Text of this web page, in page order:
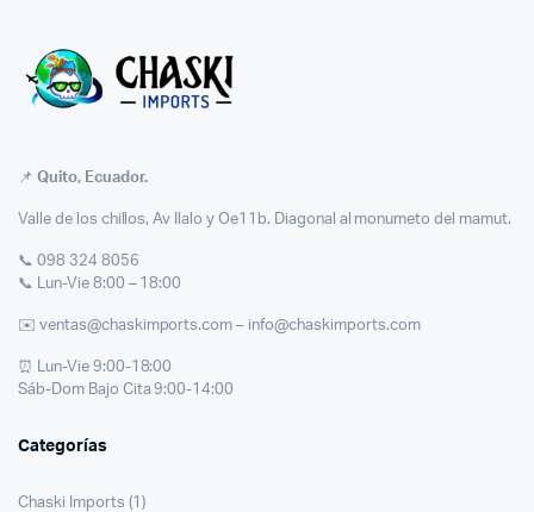
📌 Quito, Ecuador.
Valle de los chillos, Av Ilalo y Oe11b. Diagonal al monumeto del mamut.
📞 098 324 8056
📞 Lun-Vie 8:00 – 18:00
✉️ ventas@chaskimports.com – info@chaskimports.com
⏰ Lun-Vie 9:00-18:00
Sáb-Dom Bajo Cita 9:00-14:00
Categorías
Chaski Imports (1)